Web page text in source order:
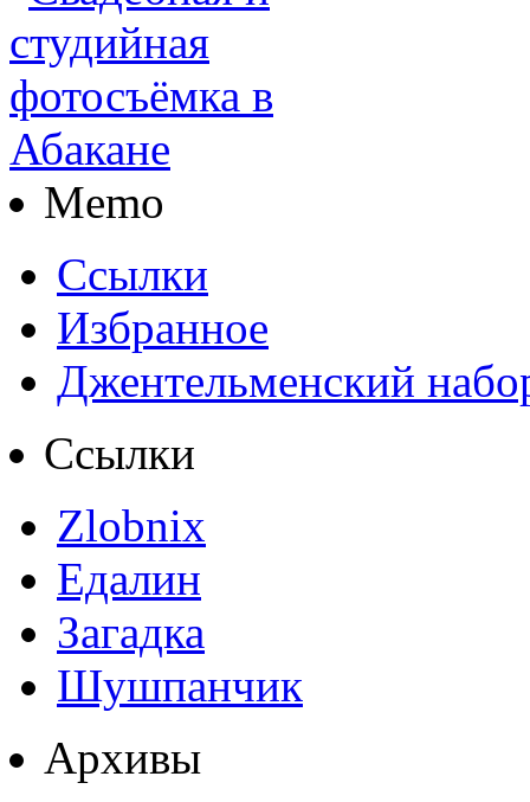
Memo
Ссылки
Избранное
Джентельменский
Ссылки
Zlobnix
Едалин
Загадка
Шушпанчик
Архивы